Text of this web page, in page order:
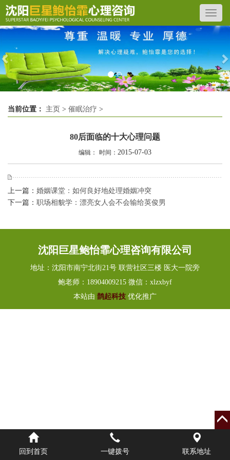
Previous
当前位置： 主页 > 催眠治疗 >
80后面临的十大心理问题
编辑： 时间： 2015-07-03
上一篇： 婚姻课堂：如何良好地处理婚姻冲突
下一篇： 职场相貌学：漂亮女人会不会输给英俊男
沈阳巨星鲍怡霏心理咨询有限公司
地址：沈阳市南宁北街21号 联营社区三楼 医大一院旁
鲍老师：18904009215 微信：xlzxbyf
本站由 鹊起科技 优化推广
回到首页 一键拨号 联系地址